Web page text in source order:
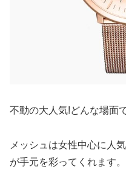
不動の大人気!どんな場面
メッシュは女性中心に人
が手元を彩ってくれます。